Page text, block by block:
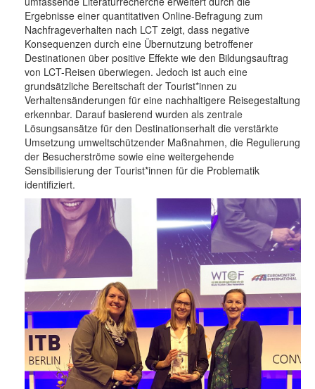
Ergebnisse einer quantitativen Online-Befragung zum
Nachfrageverhalten nach LCT zeigt, dass negative
Konsequenzen durch eine Übernutzung betroffener
Destinationen über positive Effekte wie den Bildungsauftrag
von LCT-Reisen überwiegen. Jedoch ist auch eine
grundsätzliche Bereitschaft der Tourist*innen zu
Verhaltensänderungen für eine nachhaltigere Reisegestaltung
erkennbar. Darauf basierend wurden als zentrale
Lösungsansätze für den Destinationserhalt die verstärkte
Umsetzung umweltschützender Maßnahmen, die Regulierung
der Besucherströme sowie eine weitergehende
Sensibilisierung der Tourist*innen für die Problematik
identifiziert.